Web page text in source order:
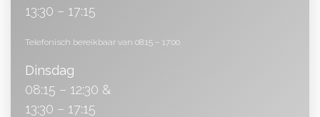
13:30 – 17:15
Telefonisch bereikbaar van 08:15 – 17:00
Dinsdag
08:15 – 12:30 &
13:30 – 17:15